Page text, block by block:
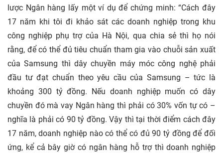
lược Ngân hàng lấy một ví dụ để chứng minh: “Cách đây
17 năm khi tôi đi khảo sát các doanh nghiệp trong khu
công nghiệp phụ trợ của Hà Nội, qua chia sẻ thì họ nói
rằng, để có thể đủ tiêu chuẩn tham gia vào chuỗi sản xuất
của Samsung thì dây chuyền máy móc công nghệ phải
đầu tư đạt chuẩn theo yêu cầu của Samsung – tức là
khoảng 300 tỷ đồng. Nếu doanh nghiệp muốn có dây
chuyền đó mà vay Ngân hàng thì phải có 30% vốn tự có –
nghĩa là phải có 90 tỷ đồng. Vậy thì tại thời điểm cách đây
17 năm, doanh nghiệp nào có thể có đủ 90 tỷ đồng để đối
ứng, kể cả bây giờ có ngân hàng hỗ trợ thì doanh nghiệp